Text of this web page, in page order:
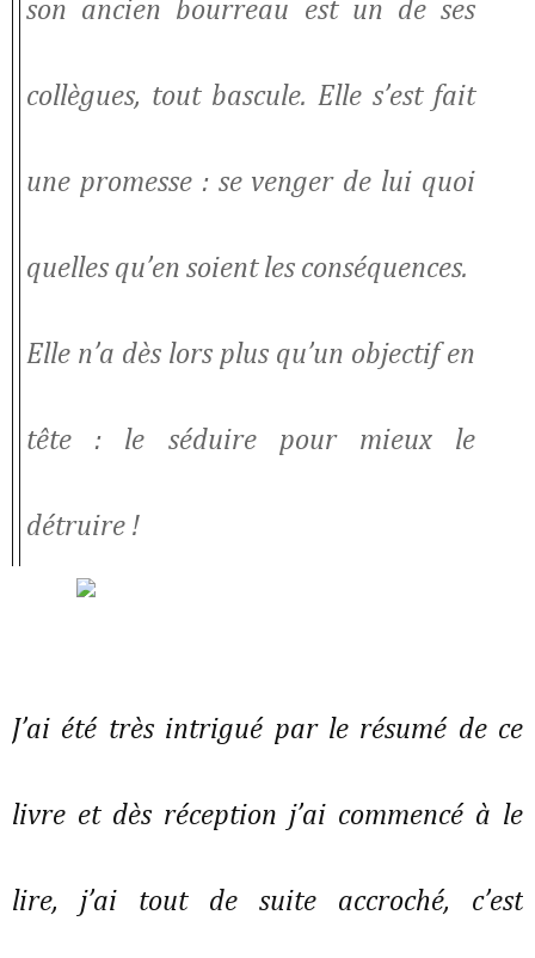
son ancien bourreau est un de ses
collègues, tout bascule. Elle s’est fait
une promesse : se venger de lui quoi
quelles qu’en soient les conséquences.
Elle n’a dès lors plus qu’un objectif en
tête : le séduire pour mieux le
détruire !
J’ai été très intrigué par le résumé de ce
livre et dès réception j’ai commencé à le
lire, j’ai tout de suite accroché, c’est